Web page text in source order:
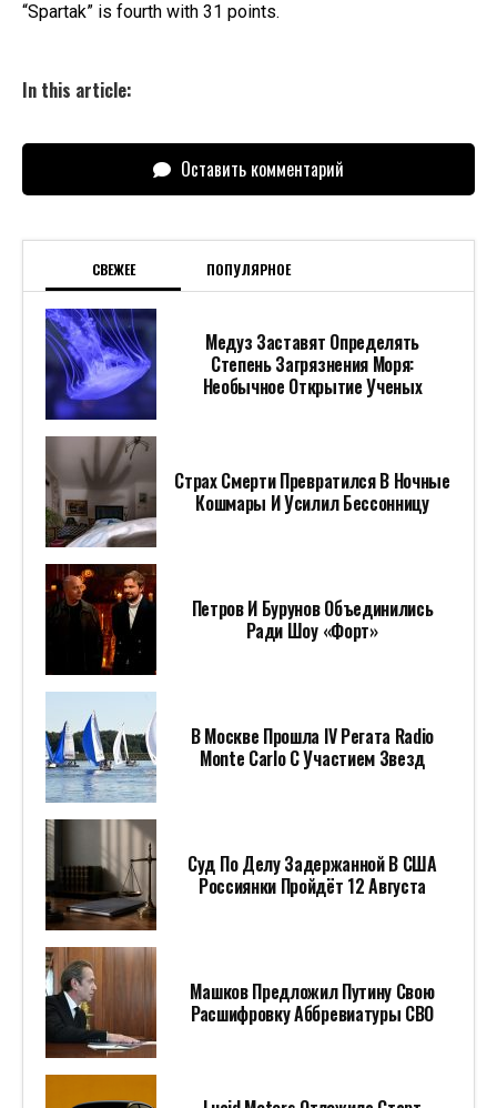
“Spartak” is fourth with 31 points.
In this article:
Оставить комментарий
СВЕЖЕЕ ПОПУЛЯРНОЕ
Медуз Заставят Определять
Степень Загрязнения Моря:
Необычное Открытие Ученых
Страх Смерти Превратился В Ночные
Кошмары И Усилил Бессонницу
Петров И Бурунов Объединились
Ради Шоу «Форт»
В Москве Прошла IV Регата Radio
Monte Carlo С Участием Звезд
Суд По Делу Задержанной В США
Россиянки Пройдёт 12 Августа
Машков Предложил Путину Свою
Расшифровку Аббревиатуры СВО